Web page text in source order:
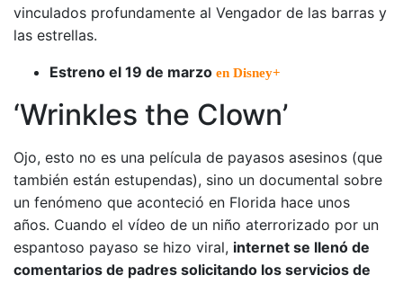
vinculados profundamente al Vengador de las barras y
las estrellas.
Estreno el 19 de marzo en Disney+
‘Wrinkles the Clown’
Ojo, esto no es una película de payasos asesinos (que
también están estupendas), sino un documental sobre
un fenómeno que aconteció en Florida hace unos
años. Cuando el vídeo de un niño aterrorizado por un
espantoso payaso se hizo viral, internet se llenó de
comentarios de padres solicitando los servicios de